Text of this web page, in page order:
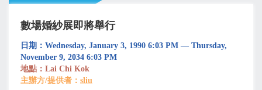
數場婚紗展即將舉行
日期：Wednesday, January 3, 1990 6:03 PM — Thursday,
November 9, 2034 6:03 PM
地點：Lai Chi Kok
主辦方/提供者： sliu